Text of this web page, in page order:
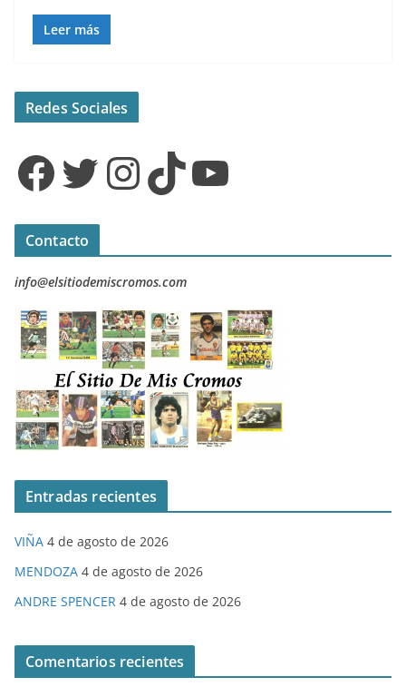
Leer más
Redes Sociales
Facebook Twitter InstagramTikTok YouTube
Contacto
info@elsitiodemiscromos.com
Entradas recientes
VIÑA 4 de agosto de 2026
MENDOZA 4 de agosto de 2026
ANDRE SPENCER 4 de agosto de 2026
Comentarios recientes